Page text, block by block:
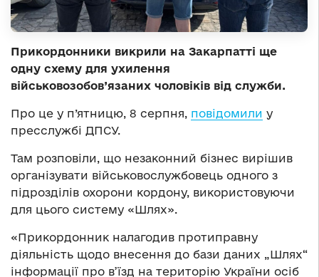
Прикордонники викрили на Закарпатті ще
одну схему для ухилення
військовозобов’язаних чоловіків від служби.
Про це у п’ятницю, 8 серпня, повідомили у
пресслужбі ДПСУ.
Там розповіли, що незаконний бізнес вирішив
організувати військовослужбовець одного з
підрозділів охорони кордону, використовуючи
для цього систему «Шлях».
«Прикордонник налагодив протиправну
діяльність щодо внесення до бази даних „Шлях“
інформації про в’їзд на територію України осіб